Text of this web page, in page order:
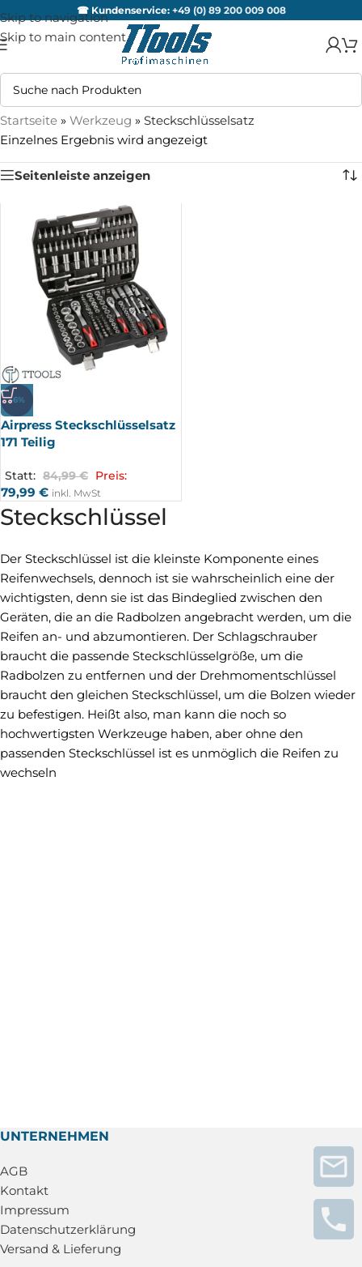
Skip to navigation
Skip to main content
☎ Kundenservice: +49 (0) 89 200 009 008
Startseite » Werkzeug » Steckschlüsselsatz
Einzelnes Ergebnis wird angezeigt
Seitenleiste anzeigen
-6%
Airpress Steckschlüsselsatz
171 Teilig
Statt: 84,99€ Preis:
79,99 € inkl. MwSt
Steckschlüssel
Der Steckschlüssel ist die kleinste Komponente eines
Reifenwechsels, dennoch ist sie wahrscheinlich eine der
wichtigsten, denn sie ist das Bindeglied zwischen den
Geräten, die an die Radbolzen angebracht werden, um die
Reifen an- und abzumontieren. Der Schlagschrauber
braucht die passende Steckschlüsselgröße, um die
Radbolzen zu entfernen und der Drehmomentschlüssel
braucht den gleichen Steckschlüssel, um die Bolzen wieder
zu befestigen. Heißt also, man kann die noch so
hochwertigsten Werkzeuge haben, aber ohne den
passenden Steckschlüssel ist es unmöglich die Reifen zu
wechseln
UNTERNEHMEN
AGB
Kontakt
Impressum
Datenschutzerklärung
Versand & Lieferung